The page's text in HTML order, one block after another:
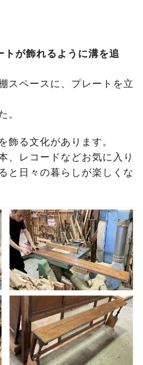
が飾れるように溝を追
スペースに、プレートを立
飾る文化があります。
、レコードなどお気に入り
と日々の暮らしが楽しくな